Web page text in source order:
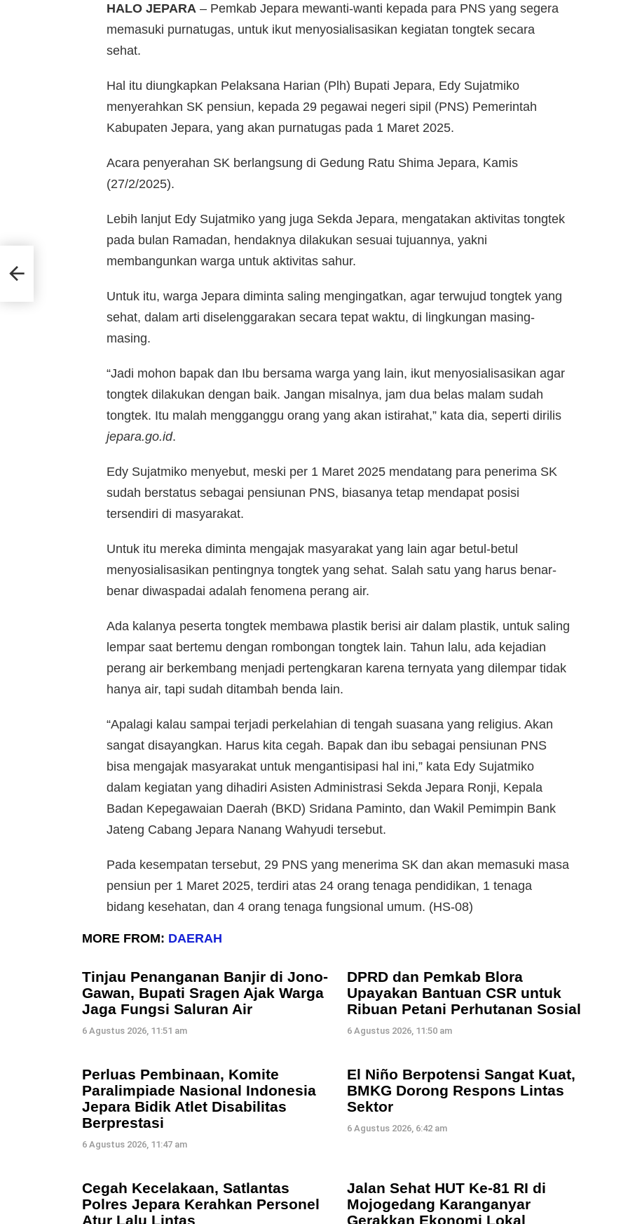
HALO JEPARA – Pemkab Jepara mewanti-wanti kepada para PNS yang segera
memasuki purnatugas, untuk ikut menyosialisasikan kegiatan tongtek secara
sehat.
Hal itu diungkapkan Pelaksana Harian (Plh) Bupati Jepara, Edy Sujatmiko
menyerahkan SK pensiun, kepada 29 pegawai negeri sipil (PNS) Pemerintah
Kabupaten Jepara, yang akan purnatugas pada 1 Maret 2025.
Acara penyerahan SK berlangsung di Gedung Ratu Shima Jepara, Kamis
(27/2/2025).
Lebih lanjut Edy Sujatmiko yang juga Sekda Jepara, mengatakan aktivitas tongtek
pada bulan Ramadan, hendaknya dilakukan sesuai tujuannya, yakni
membangunkan warga untuk aktivitas sahur.
Untuk itu, warga Jepara diminta saling mengingatkan, agar terwujud tongtek yang
sehat, dalam arti diselenggarakan secara tepat waktu, di lingkungan masing-
masing.
“Jadi mohon bapak dan Ibu bersama warga yang lain, ikut menyosialisasikan agar
tongtek dilakukan dengan baik. Jangan misalnya, jam dua belas malam sudah
tongtek. Itu malah mengganggu orang yang akan istirahat,” kata dia, seperti dirilis
jepara.go.id.
Edy Sujatmiko menyebut, meski per 1 Maret 2025 mendatang para penerima SK
sudah berstatus sebagai pensiunan PNS, biasanya tetap mendapat posisi
tersendiri di masyarakat.
Untuk itu mereka diminta mengajak masyarakat yang lain agar betul-betul
menyosialisasikan pentingnya tongtek yang sehat. Salah satu yang harus benar-
benar diwaspadai adalah fenomena perang air.
Ada kalanya peserta tongtek membawa plastik berisi air dalam plastik, untuk saling
lempar saat bertemu dengan rombongan tongtek lain. Tahun lalu, ada kejadian
perang air berkembang menjadi pertengkaran karena ternyata yang dilempar tidak
hanya air, tapi sudah ditambah benda lain.
“Apalagi kalau sampai terjadi perkelahian di tengah suasana yang religius. Akan
sangat disayangkan. Harus kita cegah. Bapak dan ibu sebagai pensiunan PNS
bisa mengajak masyarakat untuk mengantisipasi hal ini,” kata Edy Sujatmiko
dalam kegiatan yang dihadiri Asisten Administrasi Sekda Jepara Ronji, Kepala
Badan Kepegawaian Daerah (BKD) Sridana Paminto, dan Wakil Pemimpin Bank
Jateng Cabang Jepara Nanang Wahyudi tersebut.
Pada kesempatan tersebut, 29 PNS yang menerima SK dan akan memasuki masa
pensiun per 1 Maret 2025, terdiri atas 24 orang tenaga pendidikan, 1 tenaga
bidang kesehatan, dan 4 orang tenaga fungsional umum. (HS-08)
MORE FROM: DAERAH
Tinjau Penanganan Banjir di Jono-
Gawan, Bupati Sragen Ajak Warga
Jaga Fungsi Saluran Air
6 Agustus 2026, 11:51 am
DPRD dan Pemkab Blora
Upayakan Bantuan CSR untuk
Ribuan Petani Perhutanan Sosial
6 Agustus 2026, 11:50 am
Perluas Pembinaan, Komite
Paralimpiade Nasional Indonesia
Jepara Bidik Atlet Disabilitas
Berprestasi
6 Agustus 2026, 11:47 am
El Niño Berpotensi Sangat Kuat,
BMKG Dorong Respons Lintas
Sektor
6 Agustus 2026, 6:42 am
Cegah Kecelakaan, Satlantas
Polres Jepara Kerahkan Personel
Atur Lalu Lintas
Jalan Sehat HUT Ke-81 RI di
Mojogedang Karanganyar
Gerakkan Ekonomi Lokal